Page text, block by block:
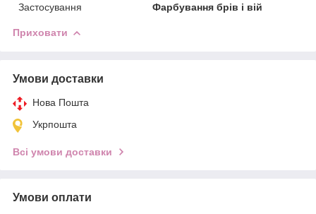
Застосування
Фарбування брів і вій
Приховати
Умови доставки
Нова Пошта
Укрпошта
Всі умови доставки
Умови оплати